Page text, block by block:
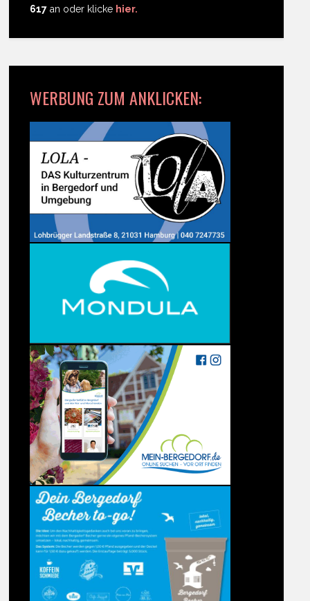
617 an oder klicke hier.
WERBUNG ZUM ANKLICKEN: